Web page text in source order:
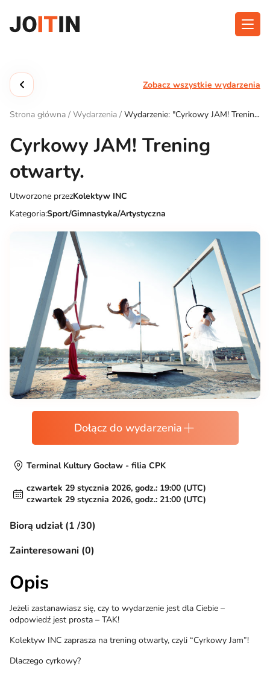
treści
Funkcjonalność
Kontakt
Pobierz aplikację:
Zobacz wszystkie wydarzenia
Strona główna / Wydarzenia / Wydarzenie: "Cyrkowy JAM! Trening
Cyrkowy JAM! Trening
otwarty.
Utworzone przezKolektyw INC
Kategoria:Sport/Gimnastyka/Artystyczna
Dołącz do wydarzenia
Terminal Kultury Gocław - filia CPK
czwartek 29 stycznia 2026, godz.: 19:00 (UTC)
czwartek 29 stycznia 2026, godz.: 21:00 (UTC)
Biorą udział (1 /30)
Zainteresowani (0)
Opis
Jeżeli zastanawiasz się, czy to wydarzenie jest dla Ciebie –
odpowiedź jest prosta – TAK!
Kolektyw INC zaprasza na trening otwarty, czyli “Cyrkowy Jam”!
Dlaczego cyrkowy?